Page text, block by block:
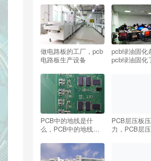
做电路板的工厂，pcb
电路板生产设备
pcb绿油固化
pcb绿油固化
PCB中的地线是什
么，PCB中的地线不
PCB层压板
力，PCB层